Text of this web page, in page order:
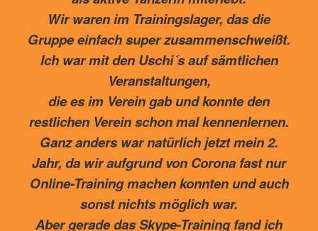
Wir waren im Trainingslager, das die
Gruppe einfach super zusammenschweißt.
Ich war mit den Uschi´s auf sämtlichen
Veranstaltungen,
die es im Verein gab und konnte den
restlichen Verein schon mal kennenlernen.
Ganz anders war natürlich jetzt mein 2.
Jahr, da wir aufgrund von Corona fast nur
Online-Training machen konnten und auch
sonst nichts möglich war.
Aber gerade das Skype-Training fand ich